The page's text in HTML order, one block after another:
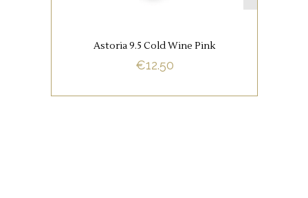
Astoria 9.5 Cold Wine Pink
€12.50